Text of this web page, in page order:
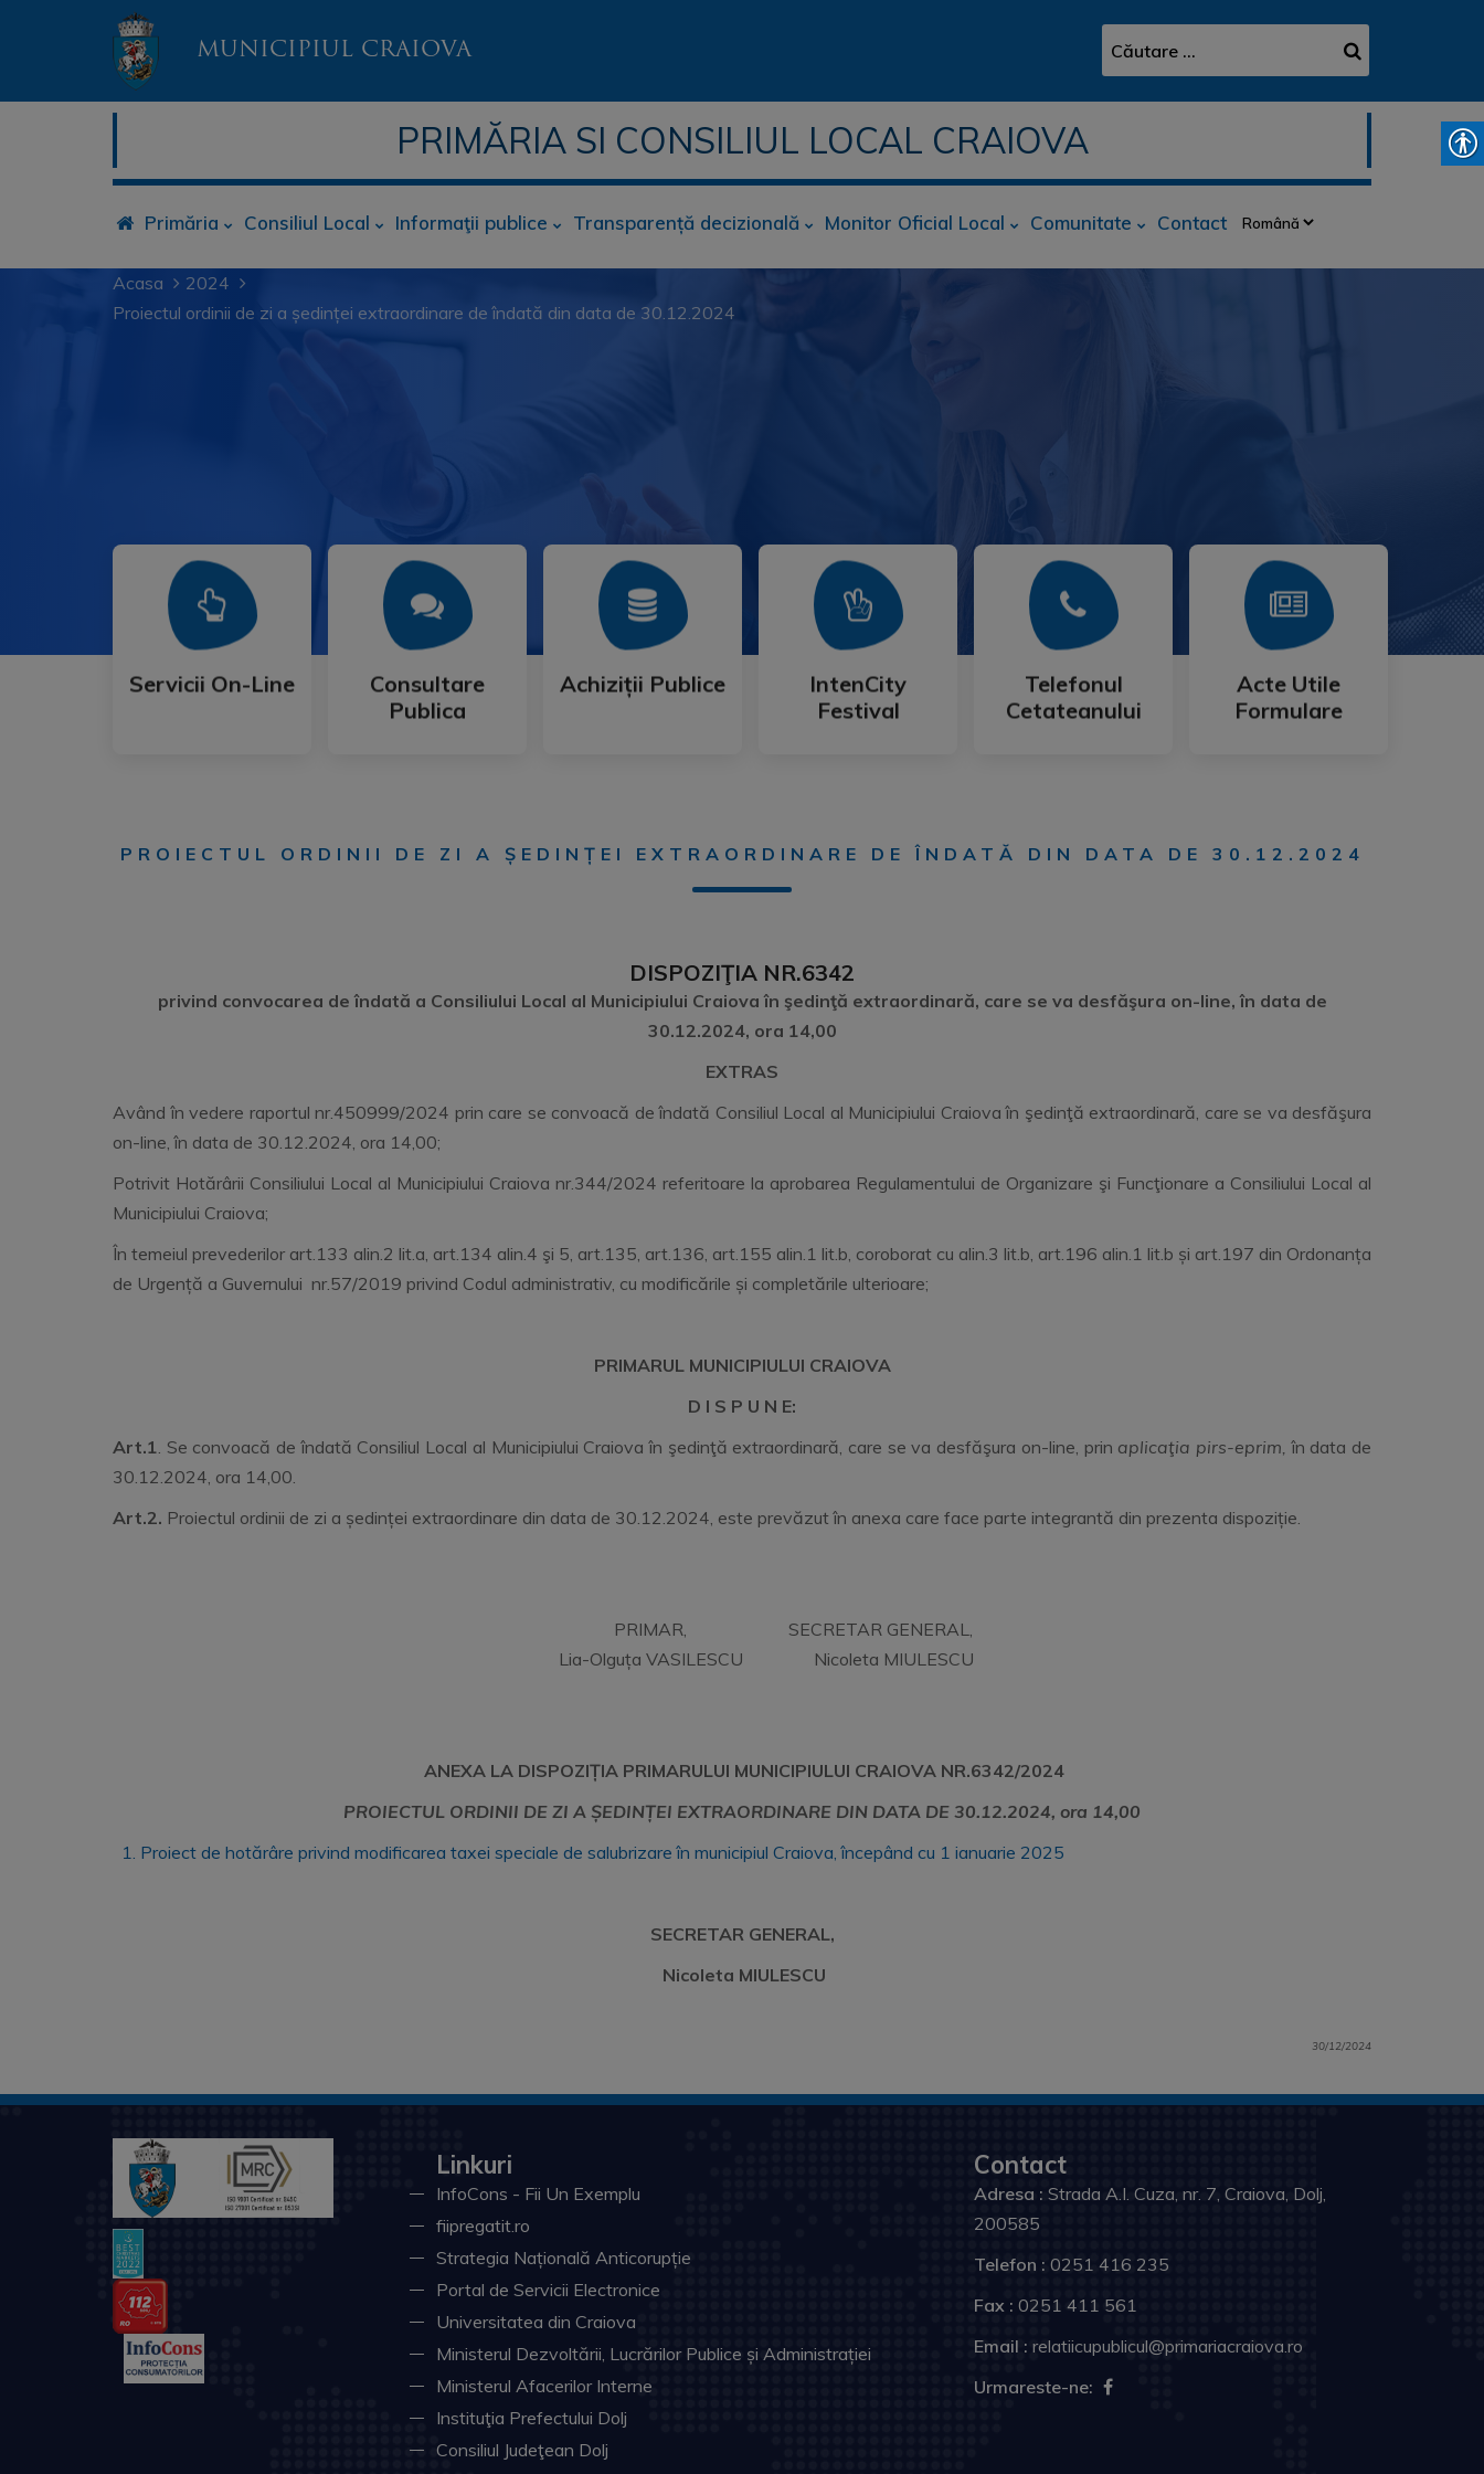
MUNICIPIUL CRAIOVA
PRIMĂRIA SI CONSILIUL LOCAL CRAIOVA
Primăria Consiliul Local Informaţii publice Transparență decizională Monitor Oficial Local Comunitate Contact
Acasa
2024
Proiectul ordinii de zi a ședinței extraordinare de îndată din data de 30.12.2024
Servicii On-Line
Servicii On-Line
Mai Mult
Consultare
Publica
Consultare
Publica
Mai Mult
Achiziții Publice
Achiziții Publice
Mai Mult
IntenCity
Festival
IntenCity
Festival
Mai Mult
Telefonul
Cetateanului
Telefonul
Cetateanului
Mai Mult
Acte Utile
Formulare
Acte Utile
Formulare
Mai Mult
PROIECTUL ORDINII DE ZI A ȘEDINȚEI EXTRAORDINARE DE ÎNDATĂ DIN DATA DE 30.12.2024
DISPOZIŢIA NR.6342
privind convocarea de îndată a Consiliului Local al Municipiului Craiova în şedinţă extraordinară, care se va desfăşura on-line, în data de
30.12.2024, ora 14,00
EXTRAS
Având în vedere raportul nr.450999/2024 prin care se convoacă de îndată Consiliul Local al Municipiului Craiova în şedinţă extraordinară, care se va desfăşura
on-line, în data de 30.12.2024, ora 14,00;
Potrivit Hotărârii Consiliului Local al Municipiului Craiova nr.344/2024 referitoare la aprobarea Regulamentului de Organizare şi Funcţionare a Consiliului Local al
Municipiului Craiova;
În temeiul prevederilor art.133 alin.2 lit.a, art.134 alin.4 şi 5, art.135, art.136, art.155 alin.1 lit.b, coroborat cu alin.3 lit.b, art.196 alin.1 lit.b și art.197 din Ordonanța
de Urgență a Guvernului nr.57/2019 privind Codul administrativ, cu modificările și completările ulterioare;
PRIMARUL MUNICIPIULUI CRAIOVA
D I S P U N E:
Art.1. Se convoacă de îndată Consiliul Local al Municipiului Craiova în şedinţă extraordinară, care se va desfăşura on-line, prin aplicaţia pirs-eprim,în data de
30.12.2024, ora 14,00.
Art.2. Proiectul ordinii de zi a ședinței extraordinare din data de 30.12.2024, este prevăzut în anexa care face parte integrantă din prezenta dispoziție.
PRIMAR, SECRETAR GENERAL,
Lia-Olguța VASILESCU Nicoleta MIULESCU
ANEXA LA DISPOZIȚIA PRIMARULUI MUNICIPIULUI CRAIOVA NR.6342/2024
PROIECTUL ORDINII DE ZI A ȘEDINȚEI EXTRAORDINARE DIN DATA DE 30.12.2024, ora 14,00
1. Proiect de hotărâre privind modificarea taxei speciale de salubrizare în municipiul Craiova, începând cu 1 ianuarie 2025
SECRETAR GENERAL,
Nicoleta MIULESCU
30/12/2024
Linkuri
InfoCons - Fii Un Exemplu
fiipregatit.ro
Strategia Națională Anticorupție
Portal de Servicii Electronice
Universitatea din Craiova
Ministerul Dezvoltării, Lucrărilor Publice și Administrației
Ministerul Afacerilor Interne
Instituţia Prefectului Dolj
Consiliul Judeţean Dolj
Contact
Adresa : Strada A.I. Cuza, nr. 7, Craiova, Dolj,
200585
Telefon : 0251 416 235
Fax : 0251 411 561
Email : relatiicupublicul@primariacraiova.ro
Urmareste-ne: